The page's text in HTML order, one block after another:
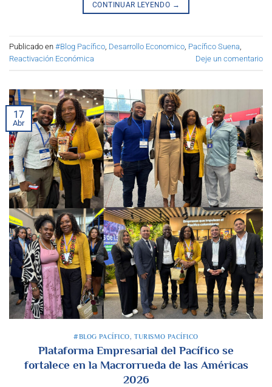
CONTINUAR LEYENDO →
Publicado en #Blog Pacífico Desarrollo Economico Pacífico Suena
Reactivación Económica
Deje un comentario
17
Abr
#BLOG PACÍFICO, TURISMO PACÍFICO
Plataforma Empresarial del Pacífico se
fortalece en la Macrorrueda de las Américas
2026